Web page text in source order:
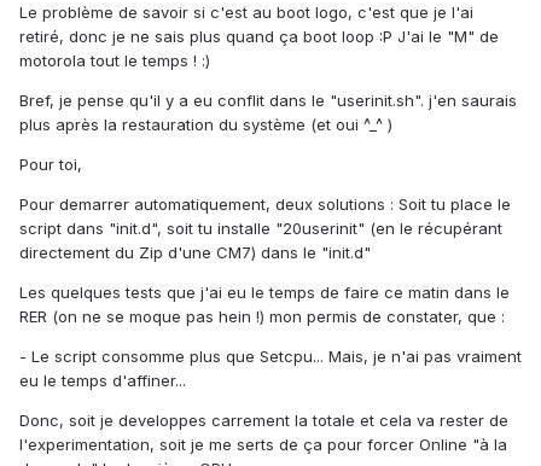
Le problème de savoir si c'est au boot logo, c'est que je l'ai
retiré, donc je ne sais plus quand ça boot loop :P J'ai le "M" de
motorola tout le temps ! :)
Bref, je pense qu'il y a eu conflit dans le "userinit.sh". j'en saurais
plus après la restauration du système (et oui ^_^ )
Pour toi,
Pour demarrer automatiquement, deux solutions : Soit tu place le
script dans "init.d", soit tu installe "20userinit" (en le récupérant
directement du Zip d'une CM7) dans le "init.d"
Les quelques tests que j'ai eu le temps de faire ce matin dans le
RER (on ne se moque pas hein !) mon permis de constater, que :
- Le script consomme plus que Setcpu... Mais, je n'ai pas vraiment
eu le temps d'affiner...
Donc, soit je developpes carrement la totale et cela va rester de
l'experimentation, soit je me serts de ça pour forcer Online "à la